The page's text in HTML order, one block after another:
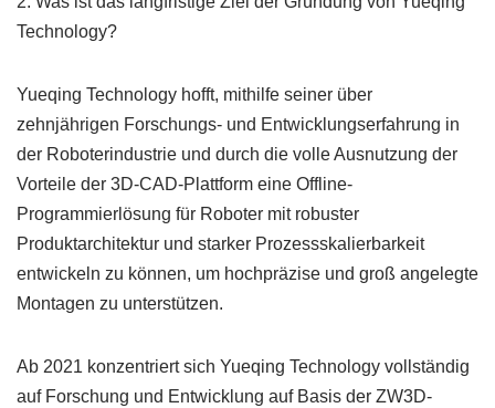
Technology?
Yueqing Technology hofft, mithilfe seiner über
zehnjährigen Forschungs- und Entwicklungserfahrung in
der Roboterindustrie und durch die volle Ausnutzung der
Vorteile der 3D-CAD-Plattform eine Offline-
Programmierlösung für Roboter mit robuster
Produktarchitektur und starker Prozessskalierbarkeit
entwickeln zu können, um hochpräzise und groß angelegte
Montagen zu unterstützen.
Ab 2021 konzentriert sich Yueqing Technology vollständig
auf Forschung und Entwicklung auf Basis der ZW3D-